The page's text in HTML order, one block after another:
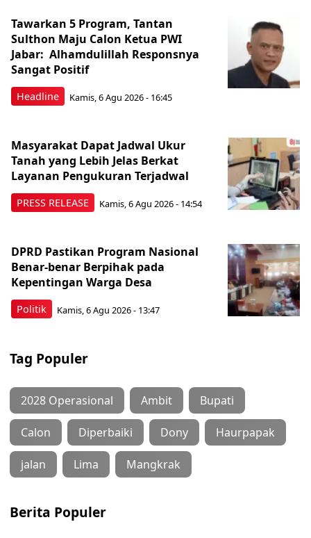
Headline
Tawarkan 5 Program, Tantan
Sulthon Maju Calon Ketua PWI
Jabar: Alhamdulillah Responsnya
Sangat Positif
Kamis, 6 Agu 2026 - 16:45
PRESS RELEASE
Masyarakat Dapat Jadwal Ukur
Tanah yang Lebih Jelas Berkat
Layanan Pengukuran Terjadwal
Kamis, 6 Agu 2026 - 14:54
Politik
DPRD Pastikan Program Nasional
Benar-benar Berpihak pada
Kepentingan Warga Desa
Kamis, 6 Agu 2026 - 13:47
Tag Populer
2028 Operasional Ambit Bupati
Calon Diperbaiki Dony Haurpapak
jalan Lima Mangkrak
Berita Populer